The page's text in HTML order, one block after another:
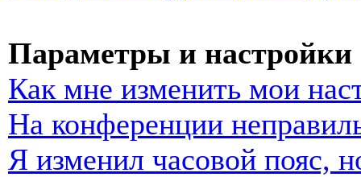
Параметры и настройки
Как мне изменить мои
На конференции
Я изменил часовой пояс,